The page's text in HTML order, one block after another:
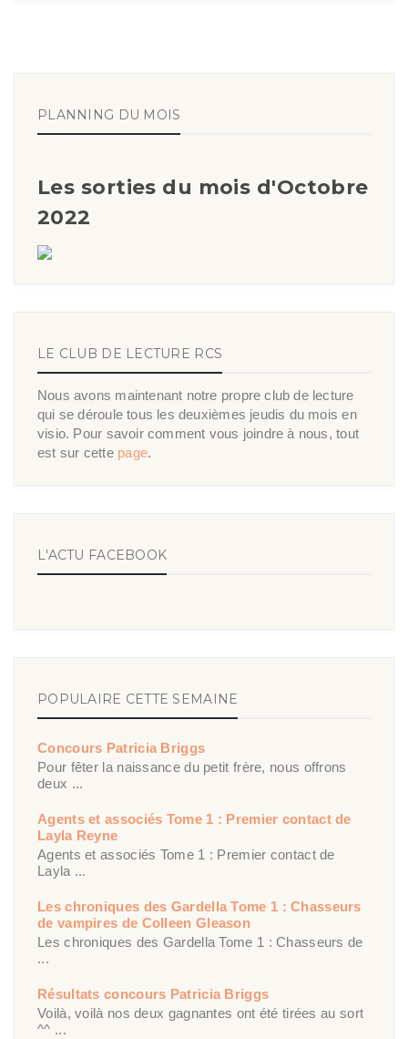
PLANNING DU MOIS
Les sorties du mois d'Octobre
2022
LE CLUB DE LECTURE RCS
Nous avons maintenant notre propre club de lecture
qui se déroule tous les deuxièmes jeudis du mois en
visio. Pour savoir comment vous joindre à nous, tout
est sur cette page.
L'ACTU FACEBOOK
POPULAIRE CETTE SEMAINE
Concours Patricia Briggs
Pour fêter la naissance du petit frère, nous offrons
deux ...
Agents et associés Tome 1 : Premier contact de
Layla Reyne
Agents et associés Tome 1 : Premier contact de
Layla ...
Les chroniques des Gardella Tome 1 : Chasseurs
de vampires de Colleen Gleason
Les chroniques des Gardella Tome 1 : Chasseurs de
...
Résultats concours Patricia Briggs
Voilà, voilà nos deux gagnantes ont été tirées au sort
^^ ...